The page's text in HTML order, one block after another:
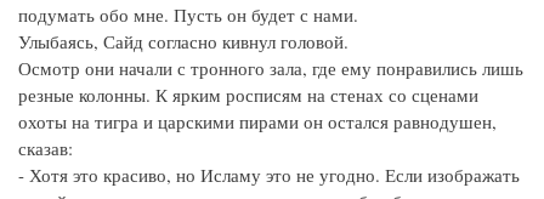
подумать обо мне. Пусть он будет с нами.
Улыбаясь, Сайд согласно кивнул головой.
Осмотр они начали с тронного зала, где ему понравились лишь
резные колонны. К ярким росписям на стенах со сценами
охоты на тигра и царскими пирами он остался равнодушен,
сказав:
- Хотя это красиво, но Исламу это не угодно. Если изображать